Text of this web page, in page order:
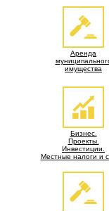
Аренда
имущества
Бизнес.
Проекты.
Инвестиции.
Местные налоги и